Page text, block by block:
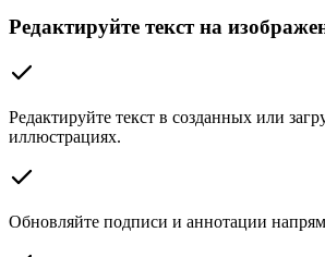
Редактируйте текст на
Редактируйте текст в созданных или
иллюстрациях.
Обновляйте подписи и аннотации